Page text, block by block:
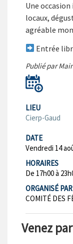
Une
locaux,
agréable
Entrée
Publié par
LIEU
Cierp-Gaud
DATE
Vendredi 14
HORAIRES
De 17h00 à
ORGANISÉ PAR
COMITÉ DES
Venez